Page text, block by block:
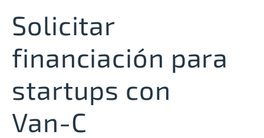
Solicitar
financiación para
startups con
Van-C